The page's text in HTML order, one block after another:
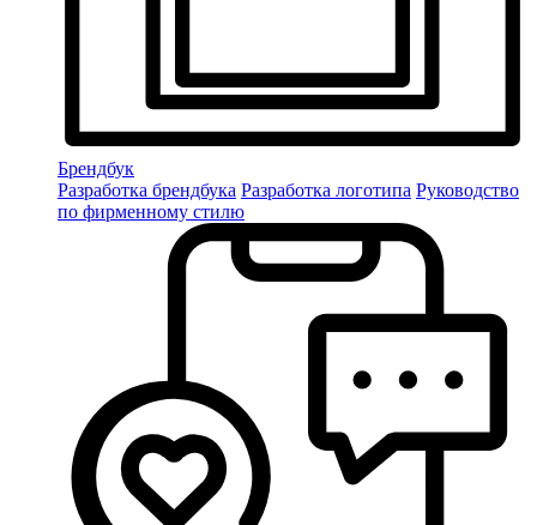
Брендбук
Разработка брендбука Разработка логотипа Руководство
по фирменному стилю